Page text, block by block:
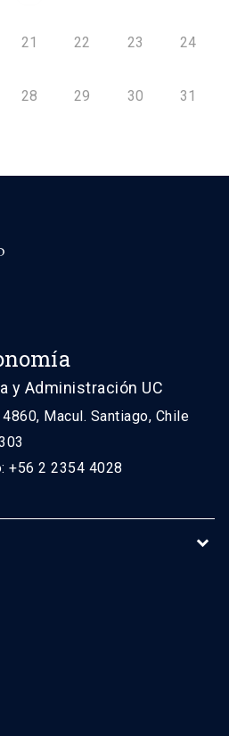
21 22 23 24
28 29 30 31
y Administración UC
Macul. Santiago, Chile
+56 2 2354 4028